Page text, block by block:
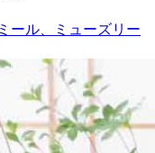
ール、ミューズリー